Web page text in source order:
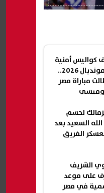
كواليس أمنية
مثيرة في مونديال 2026..
مباراة مصر
وميسي
لحسم
السعيد بعد
الفريق
الشريف
تعرف على موعد
في مصر